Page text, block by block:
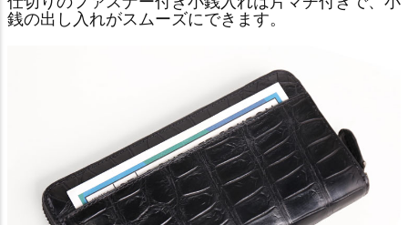
銭の出し入れがスムーズにできます。